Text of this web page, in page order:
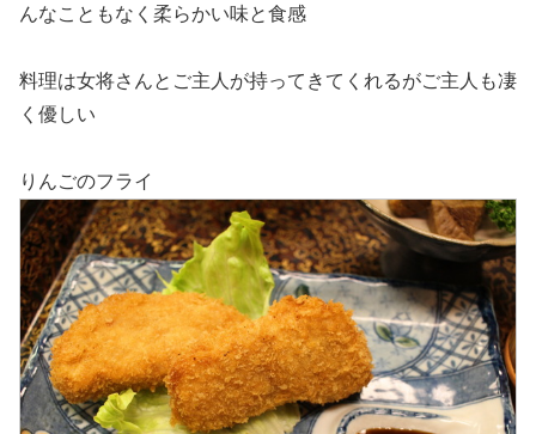
んなこともなく柔らかい味と食感
料理は女将さんとご主人が持ってきてくれるがご主人も凄
く優しい
りんごのフライ